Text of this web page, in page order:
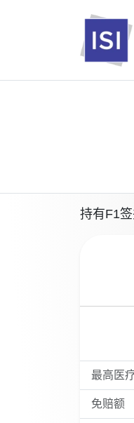
持有F1
最高医
免赔额